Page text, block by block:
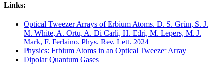
Links:
Optical Tweezer Arrays of Erbium Atoms. D. S. Grün, S. J.
M. White, A. Ortu, A. Di Carli, H. Edri, M. Lepers, M. J.
Mark, F. Ferlaino. Phys. Rev. Lett. 2024
Physics: Erbium Atoms in an Optical Tweezer Array
Dipolar Quantum Gases